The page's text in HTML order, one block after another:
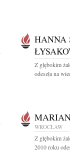
HANNA
Z głębokim
odeszła na
WROCŁAW
Z głębokim
2010 roku